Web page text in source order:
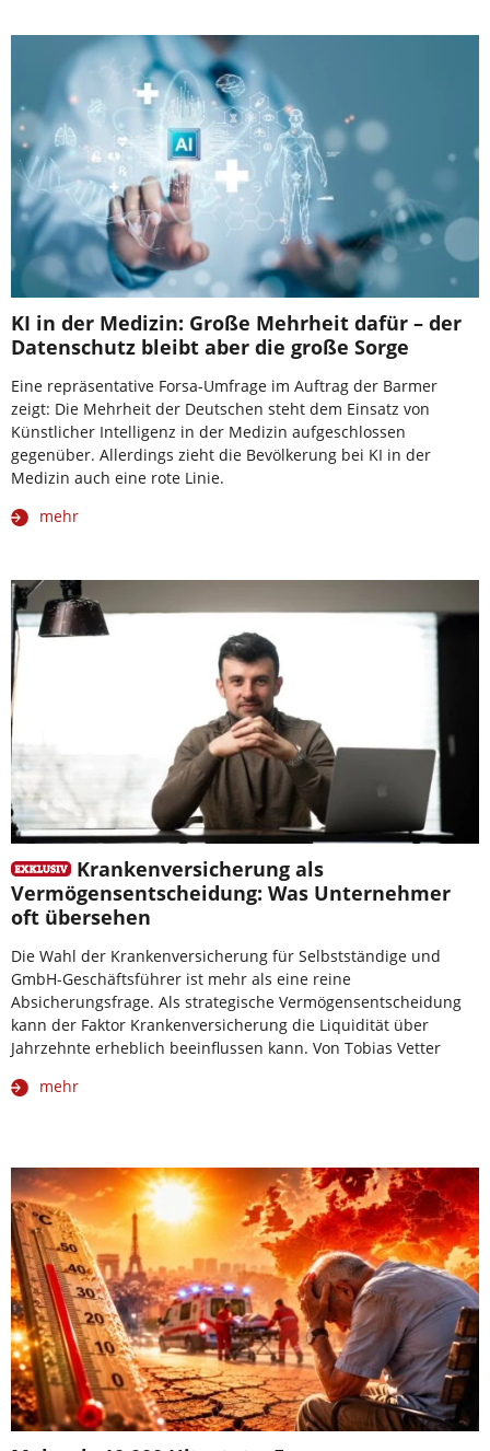
KI in der Medizin: Große Mehrheit dafür – der
Datenschutz bleibt aber die große Sorge
Eine repräsentative Forsa-Umfrage im Auftrag der Barmer
zeigt: Die Mehrheit der Deutschen steht dem Einsatz von
Künstlicher Intelligenz in der Medizin aufgeschlossen
gegenüber. Allerdings zieht die Bevölkerung bei KI in der
Medizin auch eine rote Linie.
mehr
Krankenversicherung als
Vermögensentscheidung: Was Unternehmer
oft übersehen
Die Wahl der Krankenversicherung für Selbstständige und
GmbH-Geschäftsführer ist mehr als eine reine
Absicherungsfrage. Als strategische Vermögensentscheidung
kann der Faktor Krankenversicherung die Liquidität über
Jahrzehnte erheblich beeinflussen kann. Von Tobias Vetter
mehr